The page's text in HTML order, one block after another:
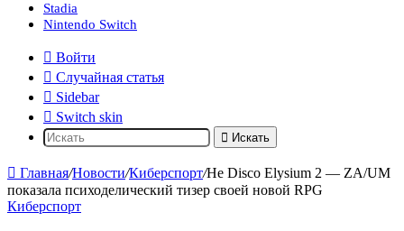
Stadia
Nintendo Switch
Войти
Случайная статья
Sidebar
Switch skin
Искать
Главная/Новости/Киберспорт/Не Disco Elysium 2 — ZA/UM
показала психоделический тизер своей новой RPG
Киберспорт